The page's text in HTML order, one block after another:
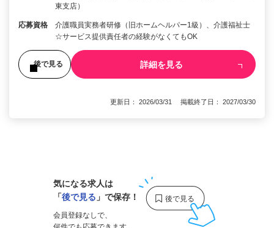
東支店）
応募資格
介護職員実務者研修（旧ホームヘルパー1級）、介護福祉士
☆サービス提供責任者の経験がなくてもOK
後で見る 詳細を見る
更新日： 2026/03/31 掲載終了日： 2027/03/30
気になる求人は
「後で見る 」で保存！
会員登録なしで、